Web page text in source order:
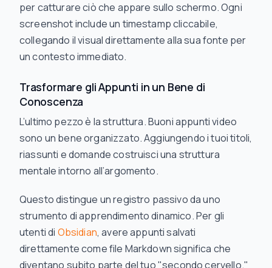
per catturare ciò che appare sullo schermo. Ogni
screenshot include un timestamp cliccabile,
collegando il visual direttamente alla sua fonte per
un contesto immediato.
Trasformare gli Appunti in un Bene di
Conoscenza
L’ultimo pezzo è la struttura. Buoni appunti video
sono un bene organizzato. Aggiungendo i tuoi titoli,
riassunti e domande costruisci una struttura
mentale intorno all’argomento.
Questo distingue un registro passivo da uno
strumento di apprendimento dinamico. Per gli
utenti di Obsidian, avere appunti salvati
direttamente come file Markdown significa che
diventano subito parte del tuo "secondo cervello."